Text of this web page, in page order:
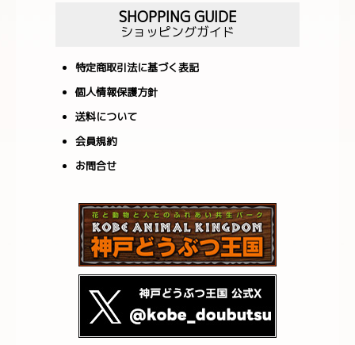
SHOPPING GUIDE
ショッピングガイド
特定商取引法に基づく表記
個人情報保護方針
送料について
会員規約
お問合せ